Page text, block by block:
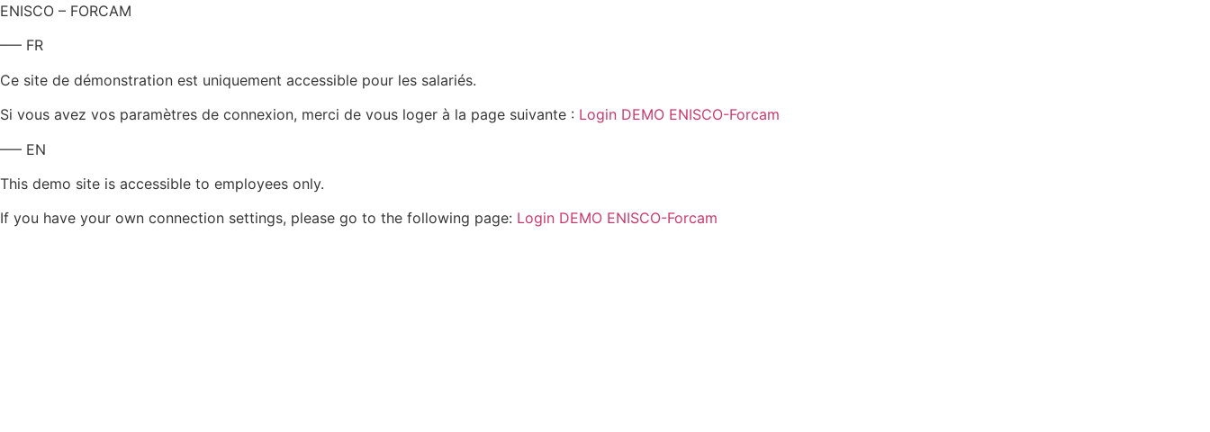
ENISCO – FORCAM
—– FR
Ce site de démonstration est uniquement accessible pour les salariés.
Si vous avez vos paramètres de connexion, merci de vous loger à la page suivante : Login DEMO ENISCO-Forcam
—– EN
This demo site is accessible to employees only.
If you have your own connection settings, please go to the following page: Login DEMO ENISCO-Forcam